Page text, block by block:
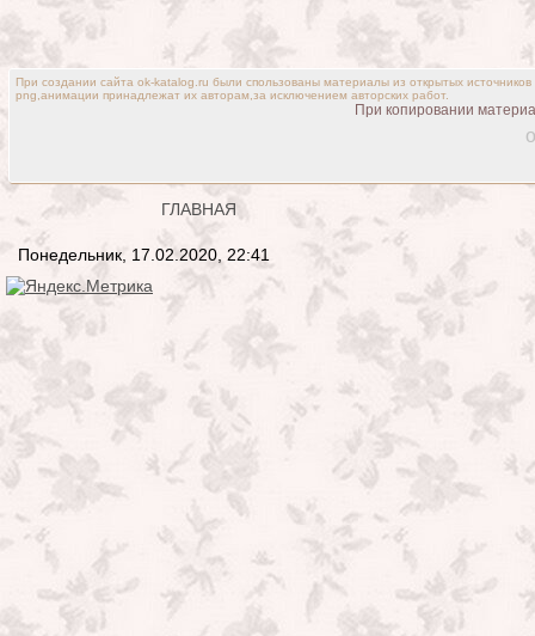
При создании сайта ok-katalog.ru были спользованы материалы из открытых
png,анимации принадлежат их авторам,за исключением авторских работ.
При копировании
ГЛАВНАЯ
Понедельник, 17.02.2020, 22:41